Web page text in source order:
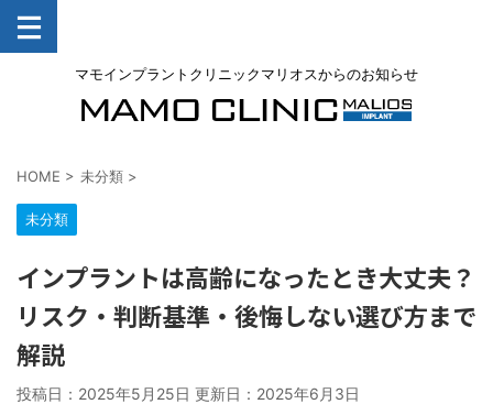
マモインプラントクリニックマリオスからのお知らせ
HOME > 未分類 >
未分類
インプラントは高齢になったとき大丈夫？
リスク・判断基準・後悔しない選び方まで
解説
投稿日：2025年5月25日 更新日： 2025年6月3日